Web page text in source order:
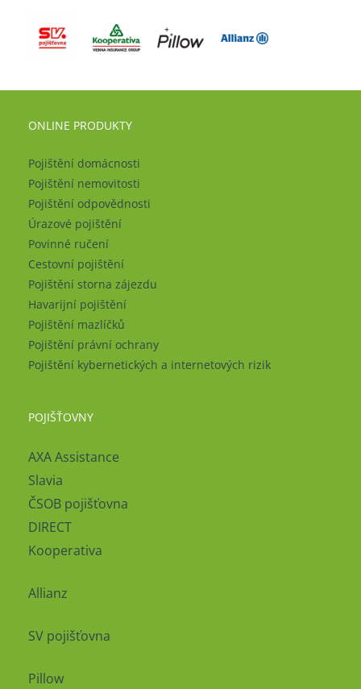
ONLINE PRODUKTY
Pojištění domácnosti
Pojištění nemovitosti
Pojištění odpovědnosti
Úrazové pojištění
Povinné ručení
Cestovní pojištění
Pojištění storna zájezdu
Havarijní pojištění
Pojištění mazlíčků
Pojištění právní ochrany
Pojištění kybernetických a internetových rizik
POJIŠŤOVNY
AXA Assistance
Slavia
ČSOB pojišťovna
DIRECT
Kooperativa
Allianz
SV pojišťovna
Pillow